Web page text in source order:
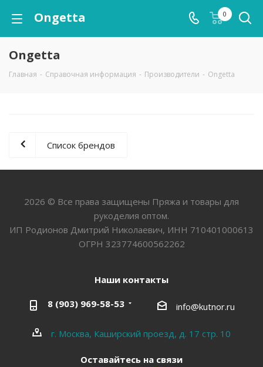
Ongetta 0
Ongetta
Главная - Справочная информация - Производители - Ongetta
Список брендов
2026 © Все права защищены Пряжа и товары для
рукоделия оптом.
ИП Родионов Дмитрий Николаевич, ИНН 710401000613
ОГРН 323774600562262
Наши контакты
8 (903) 969-58-53 info@kutnor.ru
г. Москва, Каширский проезд, д. 17 стр. 10
Оставайтесь на связи